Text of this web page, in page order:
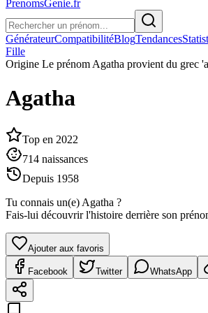
PrenomsGenie.fr
GénérateurCompatibilitéBlogTendances
Fille
Origine Le prénom Agatha provient du grec
Agatha
Top en 2022
714 naissances
Depuis 1958
Tu connais un(e) Agatha ?
Fais-lui découvrir l'histoire derrière son
Ajouter aux favoris
Facebook Twitter WhatsApp